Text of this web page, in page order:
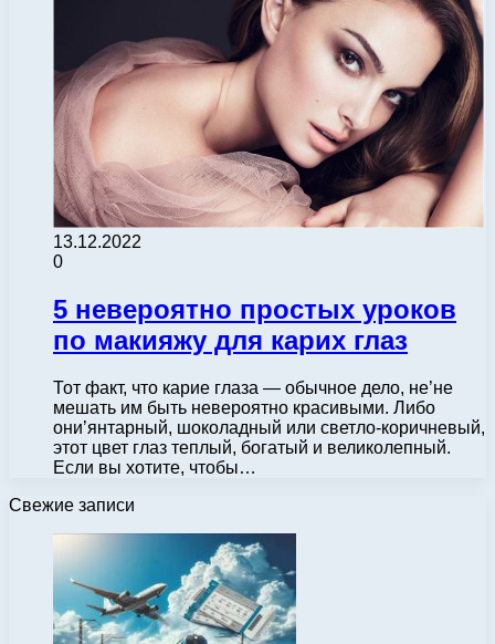
13.12.2022
0
5 невероятно простых уроков
по макияжу для карих глаз
Тот факт, что карие глаза — обычное дело, не’не
мешать им быть невероятно красивыми. Либо
они’янтарный, шоколадный или светло-коричневый,
этот цвет глаз теплый, богатый и великолепный.
Если вы хотите, чтобы…
Свежие записи